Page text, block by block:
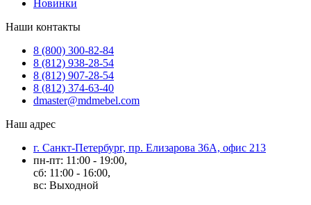
Новинки
Наши контакты
8 (800) 300-82-84
8 (812) 938-28-54
8 (812) 907-28-54
8 (812) 374-63-40
dmaster@mdmebel.com
Наш адрес
г. Санкт-Петербург, пр. Елизарова 36А, офис 213
пн-пт: 11:00 - 19:00,
сб: 11:00 - 16:00,
вс: Выходной